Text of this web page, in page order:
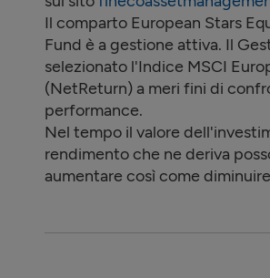
Il comparto European Stars
Fund è a gestione attiva. Il
selezionato l'Indice MSCI
(NetReturn) a meri fini di
performance.
Nel tempo il valore
rendimento che ne deriva
aumentare così come